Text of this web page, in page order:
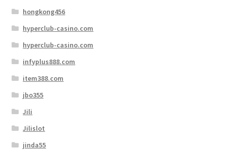
hongkong456
hyperclub-casino.com
hyperclub-casino.com
infyplus888.com
item388.com
jbo355
Jili
Jilislot
jinda55